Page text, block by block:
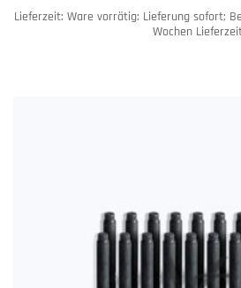
Lieferzeit: Ware vorrätig: Lieferung sofort;
Wochen